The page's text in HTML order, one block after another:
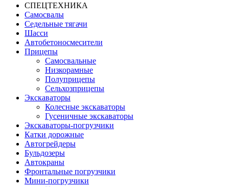
СПЕЦТЕХНИКА
Самосвалы
Седельные тягачи
Шасси
Автобетоно­смесители
Прицепы
Самосвальные
Низкорамные
Полуприцепы
Сельхозприцепы
Экскаваторы
Колесные экскаваторы
Гусеничные экскаваторы
Экскаваторы-погрузчики
Катки дорожные
Автогрейдеры
Бульдозеры
Автокраны
Фронтальные погрузчики
Мини-погрузчики